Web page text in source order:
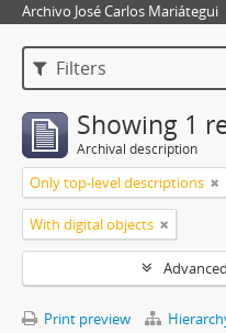
Archivo José Carlos Mariátegui
Filters
Showing 1
Archival description
Only top-level descriptions
With digital objects
Print preview